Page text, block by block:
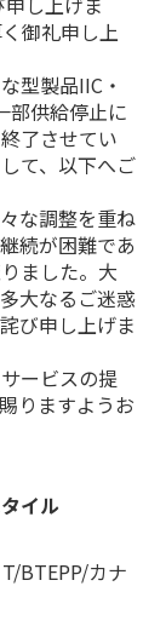
御礼申し上
型製品IIC・
部供給停止に
了させてい
て、以下へご
な調整を重ね
続が困難であ
ました。大
大なるご迷惑
び申し上げま
ービスの提
りますようお
イル
BTEPP/カナ